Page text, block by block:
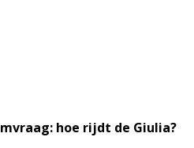
hoe rijdt de Giulia?